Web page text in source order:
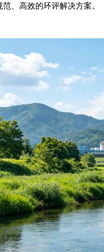
、高效的环评解决方案。